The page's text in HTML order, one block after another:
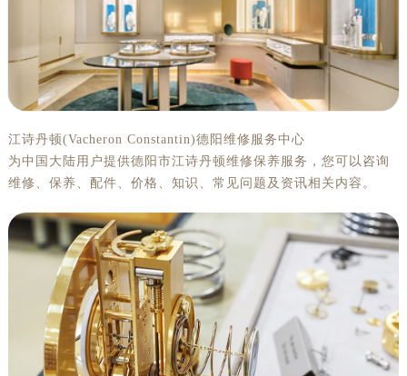
江诗丹顿(Vacheron Constantin)德阳维修服务中心
为中国大陆用户提供德阳市江诗丹顿维修保养服务，您可以咨询
维修、保养、配件、价格、知识、常见问题及资讯相关内容。